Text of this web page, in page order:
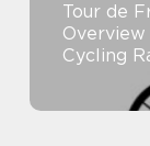
Tour de
Cycling